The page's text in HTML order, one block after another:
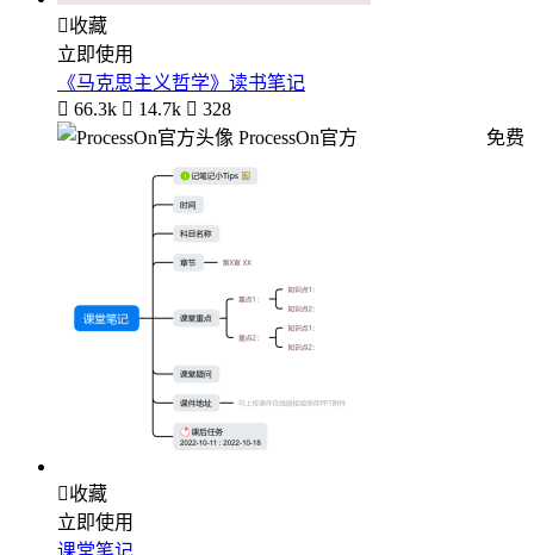
收藏
立即使用
《马克思主义哲学》读书笔记
 66.3k  14.7k  328
ProcessOn官方
免费
收藏
立即使用
课堂笔记